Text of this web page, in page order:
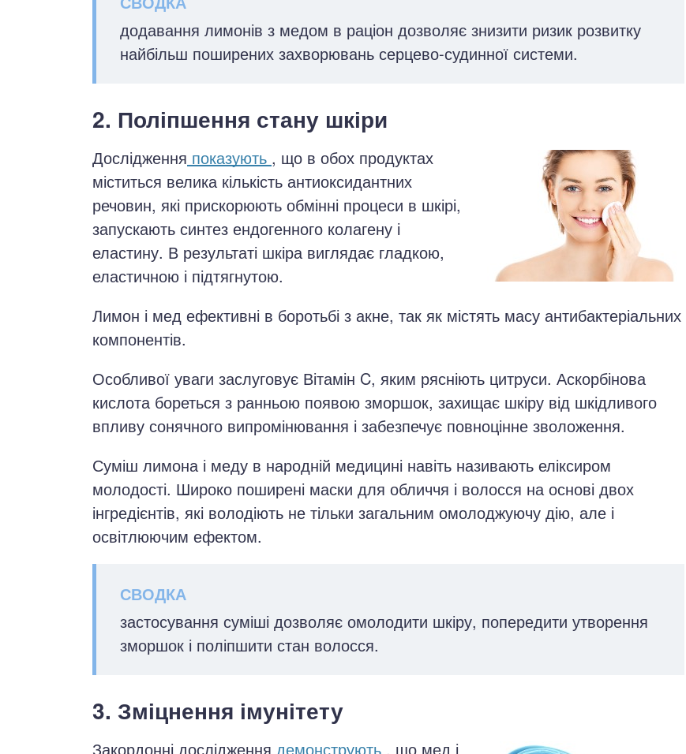
додавання лимонів з медом в раціон дозволяє знизити ризик розвитку
найбільш поширених захворювань серцево-судинної системи.
2. Поліпшення стану шкіри
Дослідження показують , що в обох продуктах
міститься велика кількість антиоксидантних
речовин, які прискорюють обмінні процеси в шкірі,
запускають синтез ендогенного колагену і
еластину. В результаті шкіра виглядає гладкою,
еластичною і підтягнутою.
Лимон і мед ефективні в боротьбі з акне, так як містять масу антибактеріальних
компонентів.
Особливої уваги заслуговує Вітамін C, яким рясніють цитруси. Аскорбінова
кислота бореться з ранньою появою зморшок, захищає шкіру від шкідливого
впливу сонячного випромінювання і забезпечує повноцінне зволоження.
Суміш лимона і меду в народній медицині навіть називають еліксиром
молодості. Широко поширені маски для обличчя і волосся на основі двох
інгредієнтів, які володіють не тільки загальним омолоджуючу дію, але і
освітлюючим ефектом.
застосування суміші дозволяє омолодити шкіру, попередити утворення
зморшок і поліпшити стан волосся.
3. Зміцнення імунітету
Закордонні дослідження демонструють , що мед і